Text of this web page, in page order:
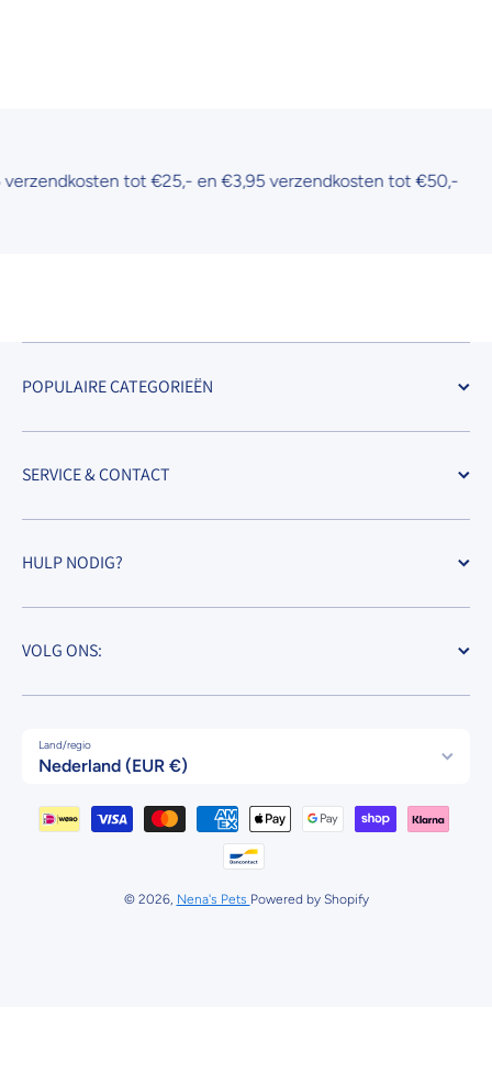
tot €25,- en €3,95 verzendkosten tot €50,-
POPULAIRE CATEGORIEËN
SERVICE & CONTACT
HULP NODIG?
VOLG ONS:
Land/regio
Nederland (EUR €)
Betaalmethodes
© 2026, Nena's Pets Powered by Shopify